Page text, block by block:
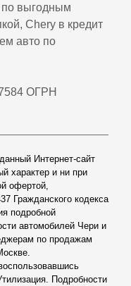
по выгодным
Chery в кредит
авто по
ОГРН
Интернет-сайт
характер и ни при
офертой,
Гражданского кодекса
подробной
автомобилей Чери и
по продажам
Подробности